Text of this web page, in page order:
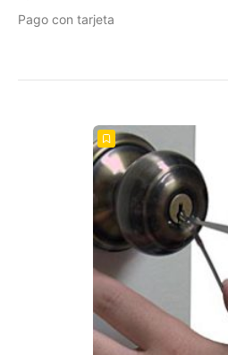
Pago con tarjeta